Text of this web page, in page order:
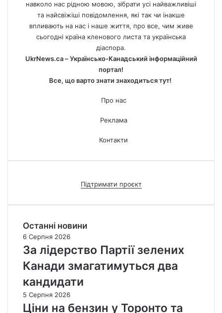
навколо нас рідною мовою, зібрати усі найважливіші
та найсвіжіші повідомлення, які так чи інакше
впливають на нас і наше життя, про все, чим живе
сьогодні країна кленового листа та українська
діаспора.
UkrNews.ca – Українсько-Канадський інформаційний
портал!
Все, що варто знати знаходиться тут!
Про нас
Реклама
Контакти
Підтримати проєкт
Останні новини
6 Серпня 2026
За лідерство Партії зелених
Канади змагатимуться два
кандидати
5 Серпня 2026
Ціни на бензин у Торонто та